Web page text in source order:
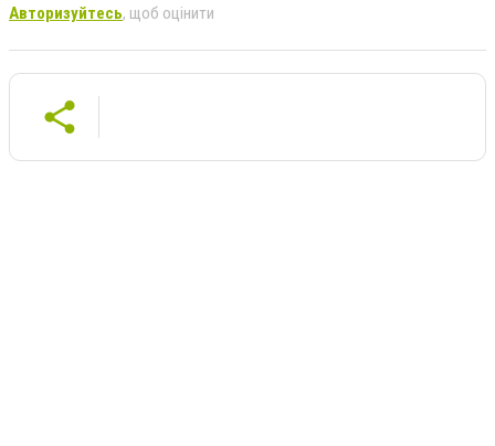
Авторизуйтесь, щоб оцінити